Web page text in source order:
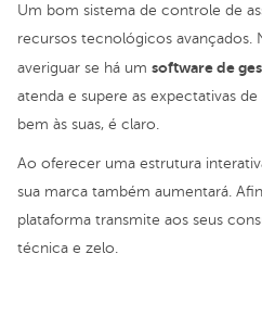
Um bom sistema de controle de
recursos tecnológicos avançados.
averiguar se há um software de
atenda e supere as expectativas
bem às suas, é claro.
Ao oferecer uma estrutura
sua marca também aumentará.
plataforma transmite aos seus
técnica e zelo.